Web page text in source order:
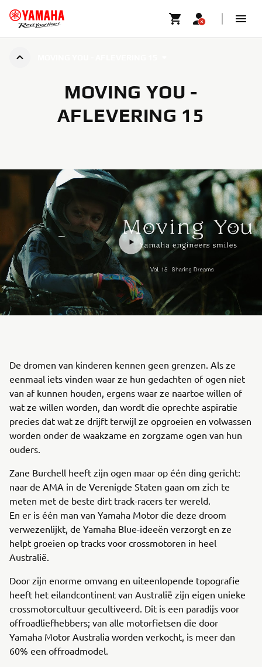
MOVING YOU -
AFLEVERING 15
De dromen van kinderen kennen geen grenzen. Als ze
eenmaal iets vinden waar ze hun gedachten of ogen niet
van af kunnen houden, ergens waar ze naartoe willen of
wat ze willen worden, dan wordt die oprechte aspiratie
precies dat wat ze drijft terwijl ze opgroeien en volwassen
worden onder de waakzame en zorgzame ogen van hun
ouders.
Zane Burchell heeft zijn ogen maar op één ding gericht:
naar de AMA in de Verenigde Staten gaan om zich te
meten met de beste dirt track-racers ter wereld.
En er is één man van Yamaha Motor die deze droom
verwezenlijkt, de Yamaha Blue-ideeën verzorgt en ze
helpt groeien op tracks voor crossmotoren in heel
Australië.
Door zijn enorme omvang en uiteenlopende topografie
heeft het eilandcontinent van Australië zijn eigen unieke
crossmotorcultuur gecultiveerd. Dit is een paradijs voor
offroadliefhebbers; van alle motorfietsen die door
Yamaha Motor Australia worden verkocht, is meer dan
60% een offroadmodel.